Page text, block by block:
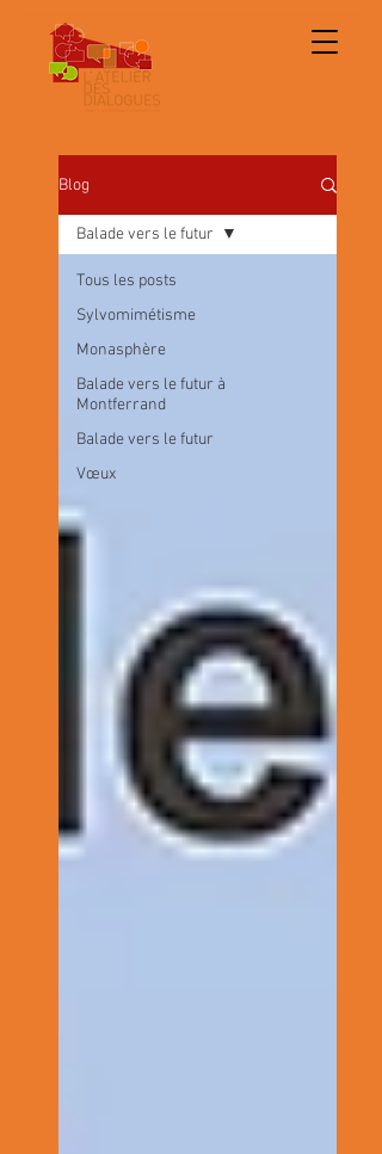
Blog
Tous les posts
Sylvomimétisme
Monasphère
Balade vers le futur à
Montferrand
Balade vers le futur
Vœux
Balade vers le futur